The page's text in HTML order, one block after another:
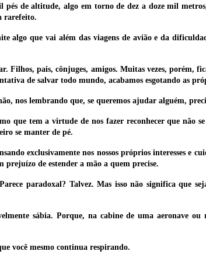
de altitude, algo em torno de dez a doze mil
rarefeito.
algo que vai além das viagens de avião e da
Filhos, pais, cônjuges, amigos. Muitas vezes, porém,
de salvar todo mundo, acabamos esgotando as
nos lembrando que, se queremos ajudar alguém,
que tem a virtude de nos fazer reconhecer que não
se manter de pé.
exclusivamente nos nossos próprios interesses e
prejuízo de estender a mão a quem precise.
paradoxal? Talvez. Mas isso não significa que
sábia. Porque, na cabine de uma aeronave
você mesmo continua respirando.